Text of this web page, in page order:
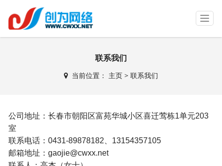
T
o
g
g
联系我们
当前位置： 主页> 联系我们
公司地址：长春市朝阳区富苑华城小区喜迁莺栋1单元203
室
联系电话：0431-89878182、13154357105
邮箱地址：gaojie@cwxx.net